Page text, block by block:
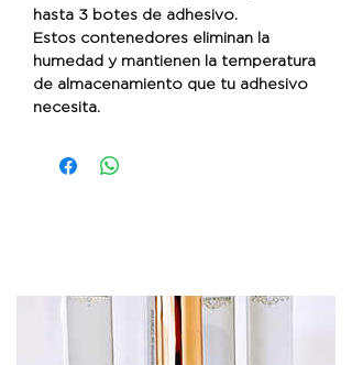
hasta 3 botes de adhesivo.
Estos contenedores eliminan la
humedad y mantienen la temperatura
de almacenamiento que tu adhesivo
necesita.